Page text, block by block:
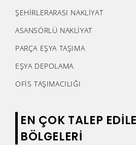
ŞEHİRLERARASI NAKLİYAT
ASANSÖRLÜ NAKLİYAT
PARÇA EŞYA TAŞIMA
EŞYA DEPOLAMA
OFİS TAŞIMACILIĞI
EN ÇOK TALEP
BÖLGELERİ